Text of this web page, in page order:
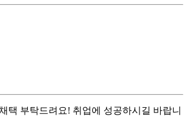
택 부탁드려요! 취업에 성공하시길 바랍니